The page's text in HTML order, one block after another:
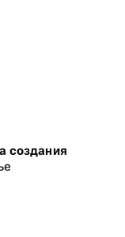
создания